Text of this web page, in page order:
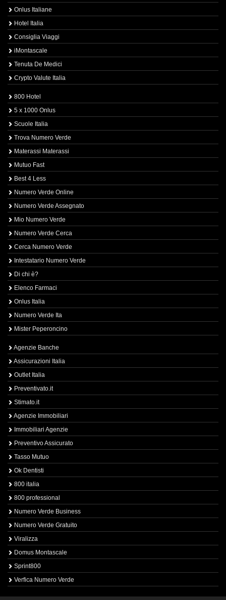
Onlus Italiane
Hotel Italia
Consiglia Viaggi
iMontascale
Tenuta De Medici
Crypto Valute Italia
800 Hotel
5 x 1000 Onlus
Scuole Italia
Trova Numero Verde
Materassi Materassi
Mutuo Fast
Best 4 Less
Numero Verde Online
Numero Verde Assegnato
Mio Numero Verde
Numero Verde Cerca
Cerca Numero Verde
Intestatario Numero Verde
Di chi è?
Elenco Farmaci
Onlus Italia
Numero Verde Ita
Mister Peperoncino
Agenzie Banche
Assicurazioni Italia
Outlet Italia
Preventivato.it
Stimato.it
Agenzie Immobiliari
Immobiliari Agenzie
Preventivo Assicurato
Tasso Mutuo
Ok Dentisti
800 italia
800 professional
Numero Verde Business
Numero Verde Gratuito
Viralizza
Domus Montascale
Sprint800
Verfica Numero Verde